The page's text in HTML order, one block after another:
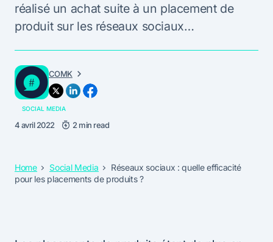
réalisé un achat suite à un placement de
produit sur les réseaux sociaux…
COMK
SOCIAL MEDIA
4 avril 2022 2 min read
Home Social Media
Réseaux sociaux : quelle efficacité
pour les placements de produits ?